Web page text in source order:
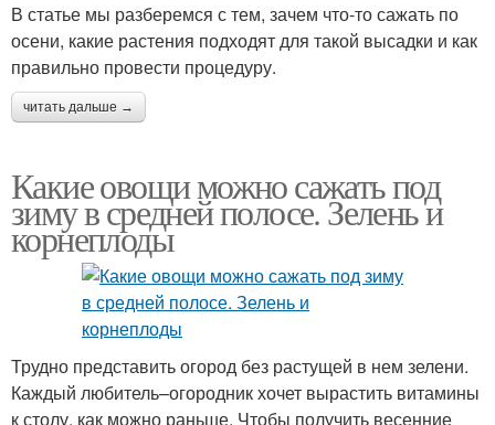
В статье мы разберемся с тем, зачем что-то сажать по
осени, какие растения подходят для такой высадки и как
правильно провести процедуру.
читать дальше →
Какие овощи можно сажать под
зиму в средней полосе. Зелень и
корнеплоды
Трудно представить огород без растущей в нем зелени.
Каждый любитель–огородник хочет вырастить витамины
к столу, как можно раньше. Чтобы получить весенние